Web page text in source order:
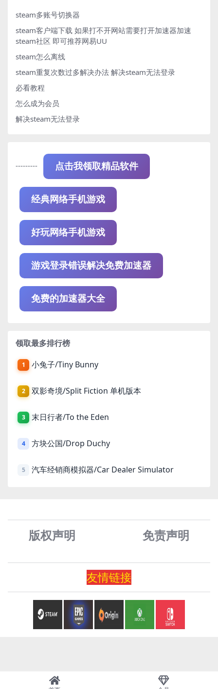
steam多账号切换器
steam客户端下载 如果打不开网站需要打开加速器加速
steam社区 即可推荐网易UU
steam怎么离线
steam重复次数过多解决办法 解决steam无法登录
必看教程
怎么成为会员
解决steam无法登录
--------- 点击我领取精品软件
经典网络手机游戏
好玩网络手机游戏
游戏登录错误解决免费加速器
免费的加速器大全
领取最多排行榜
1 小兔子/Tiny Bunny
2 双影奇境/Split Fiction 单机版本
3 末日行者/To the Eden
4 方块公国/Drop Duchy
5 汽车经销商模拟器/Car Dealer Simulator
版权声明 免责声明
友情链接